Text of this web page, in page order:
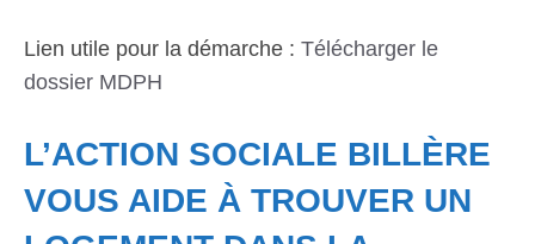
Lien utile pour la démarche : Télécharger le
dossier MDPH
L’ACTION SOCIALE BILLÈRE
VOUS AIDE À TROUVER UN